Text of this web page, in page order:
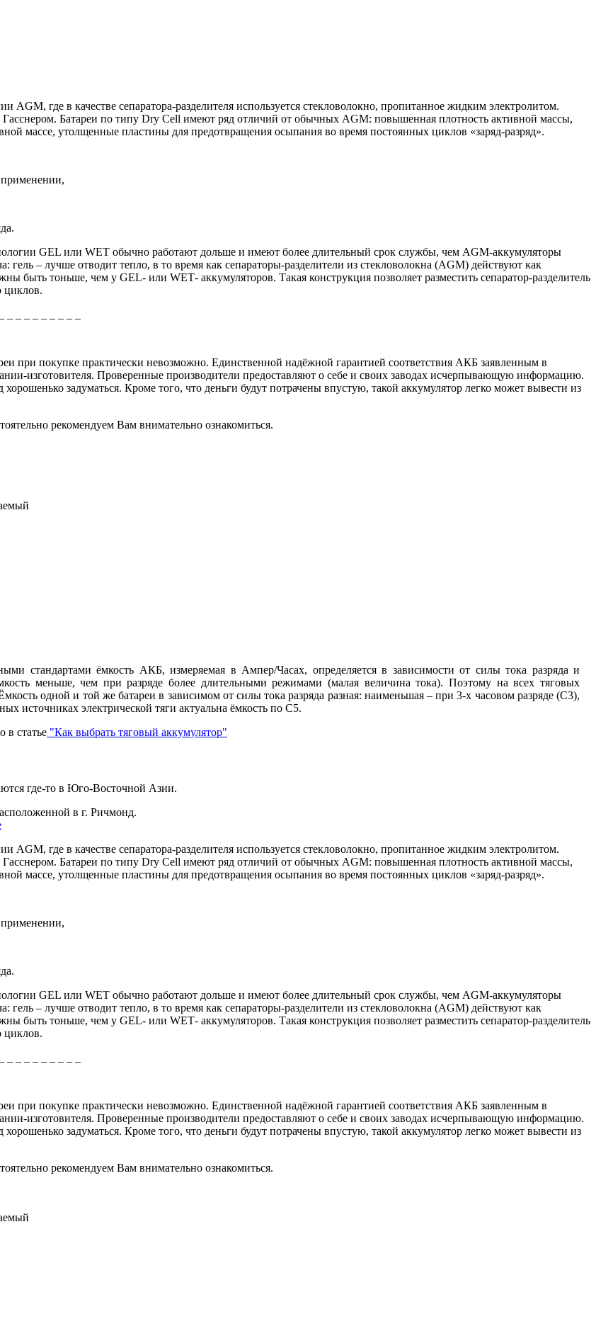
AGM, где в качестве сепаратора-разделителя используется стекловолокно, пропитанное жидким электролитом.
Батареи по типу Dry Cell имеют ряд отличий от обычных AGM: повышенная плотность активной массы,
массе, утолщенные пластины для предотвращения осыпания во время постоянных циклов «заряд-разряд».
GEL или WET обычно работают дольше и имеют более длительный срок службы, чем AGM-аккумуляторы
гель – лучше отводит тепло, в то время как сепараторы-разделители из стекловолокна (AGM) действуют как
быть тоньше, чем у GEL- или WET- аккумуляторов. Такая конструкция позволяет разместить сепаратор-разделитель
циклов.
при покупке практически невозможно. Единственной надёжной гарантией соответствия АКБ заявленным в
изготовителя. Проверенные производители предоставляют о себе и своих заводах исчерпывающую информацию.
задуматься. Кроме того, что деньги будут потрачены впустую, такой аккумулятор легко может вывести из
рекомендуем Вам внимательно ознакомиться.
стандартами ёмкость АКБ, измеряемая в Ампер/Часах, определяется в зависимости от силы тока разряда и
меньше, чем при разряде более длительными режимами (малая величина тока). Поэтому на всех тяговых
одной и той же батареи в зависимом от силы тока разряда разная: наименьшая – при 3-х часовом разряде (С3),
источниках электрической тяги актуальна ёмкость по С5.
в статье "Как выбрать тяговый аккумулятор"
где-то в Юго-Восточной Азии.
в г. Ричмонд.
AGM, где в качестве сепаратора-разделителя используется стекловолокно, пропитанное жидким электролитом.
Батареи по типу Dry Cell имеют ряд отличий от обычных AGM: повышенная плотность активной массы,
массе, утолщенные пластины для предотвращения осыпания во время постоянных циклов «заряд-разряд».
GEL или WET обычно работают дольше и имеют более длительный срок службы, чем AGM-аккумуляторы
гель – лучше отводит тепло, в то время как сепараторы-разделители из стекловолокна (AGM) действуют как
быть тоньше, чем у GEL- или WET- аккумуляторов. Такая конструкция позволяет разместить сепаратор-разделитель
циклов.
при покупке практически невозможно. Единственной надёжной гарантией соответствия АКБ заявленным в
изготовителя. Проверенные производители предоставляют о себе и своих заводах исчерпывающую информацию.
задуматься. Кроме того, что деньги будут потрачены впустую, такой аккумулятор легко может вывести из
рекомендуем Вам внимательно ознакомиться.